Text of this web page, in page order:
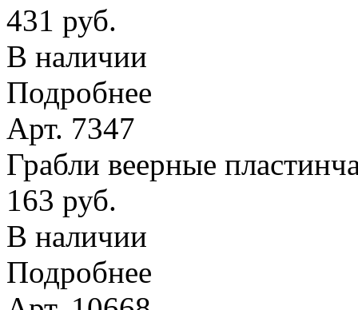
431 руб.
В наличии
Подробнее
Арт. 7347
Грабли веерные
163 руб.
В наличии
Подробнее